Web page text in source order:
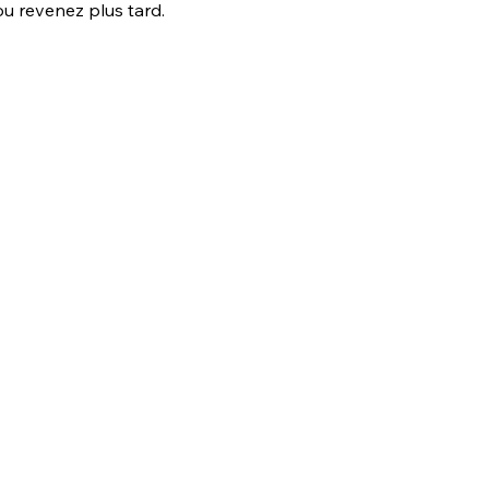
revenez plus tard.